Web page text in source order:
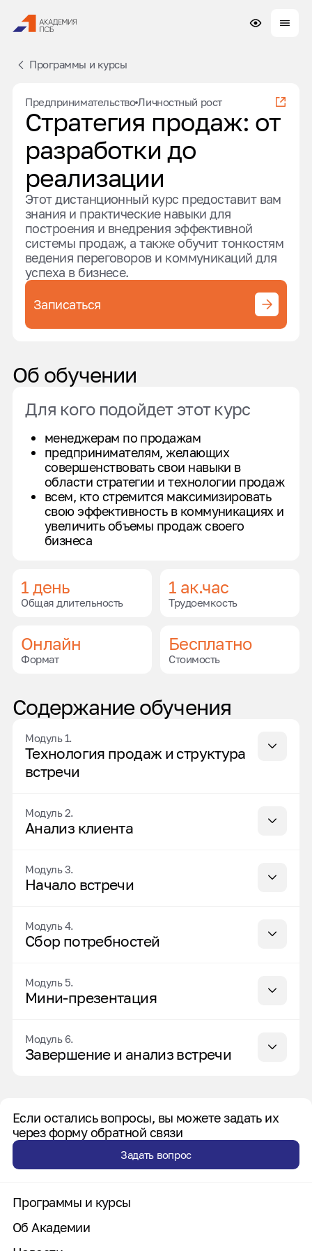
Программы и курсы
Предпринимательство Личностный рост
Стратегия продаж: от
разработки до
реализации
Этот дистанционный курс предоставит вам
знания и практические навыки для
построения и внедрения эффективной
системы продаж, а также обучит тонкостям
ведения переговоров и коммуникаций для
успеха в бизнесе.
Записаться
Об обучении
Для кого подойдет этот курс
менеджерам по продажам
предпринимателям, желающих
совершенствовать свои навыки в
области стратегии и технологии продаж
всем, кто стремится максимизировать
свою эффективность в коммуникациях и
увеличить объемы продаж своего
бизнеса
1 день
Общая длительность
1 ак.час
Трудоемкость
Онлайн
Формат
Бесплатно
Стоимость
Содержание обучения
Модуль 1.
Технология продаж и структура
встречи
Модуль 2.
Анализ клиента
Модуль 3.
Начало встречи
Модуль 4.
Сбор потребностей
Модуль 5.
Мини-презентация
Модуль 6.
Завершение и анализ встречи
Программы и курсы
Об Академии
Если остались вопросы, вы можете задать их
через форму обратной связи
Задать вопрос